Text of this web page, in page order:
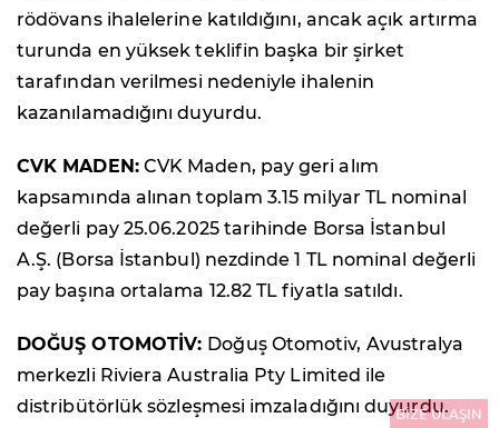
rödövans ihalelerine katıldığını, ancak açık artırma
turunda en yüksek teklifin başka bir şirket
tarafından verilmesi nedeniyle ihalenin
kazanılamadığını duyurdu.
CVK MADEN:CVK Maden, pay geri alım
kapsamında alınan toplam 3.15 milyar TL nominal
değerli pay 25.06.2025 tarihinde Borsa İstanbul
A.Ş. (Borsa İstanbul) nezdinde 1 TL nominal değerli
pay başına ortalama 12.82 TL fiyatla satıldı.
DOĞUŞ OTOMOTİV: Doğuş Otomotiv, Avustralya
merkezli Riviera Australia Pty Limited ile
distribütörlük sözleşmesi imzaladığını duyurdu.
BİZE ULAŞIN